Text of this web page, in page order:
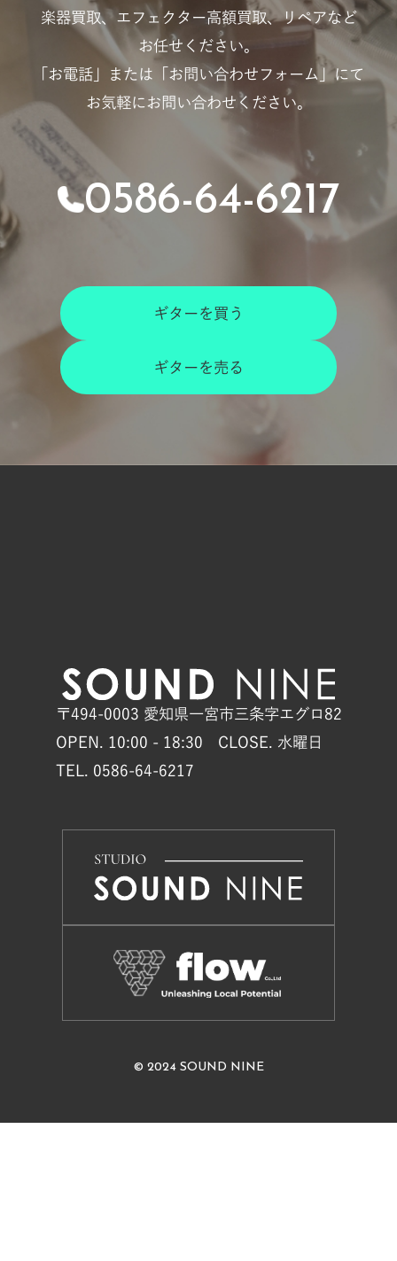
楽器買取、エフェクター高額買取、リペアなど
お任せください。
「お電話」または「お問い合わせフォーム」にて
お気軽にお問い合わせください。
0586-64-6217
ギターを買う
ギターを売る
〒494-0003 愛知県一宮市三条字エグロ82
OPEN. 10:00 - 18:30 CLOSE. 水曜日
TEL. 0586-64-6217
© 2024 SOUND NINE